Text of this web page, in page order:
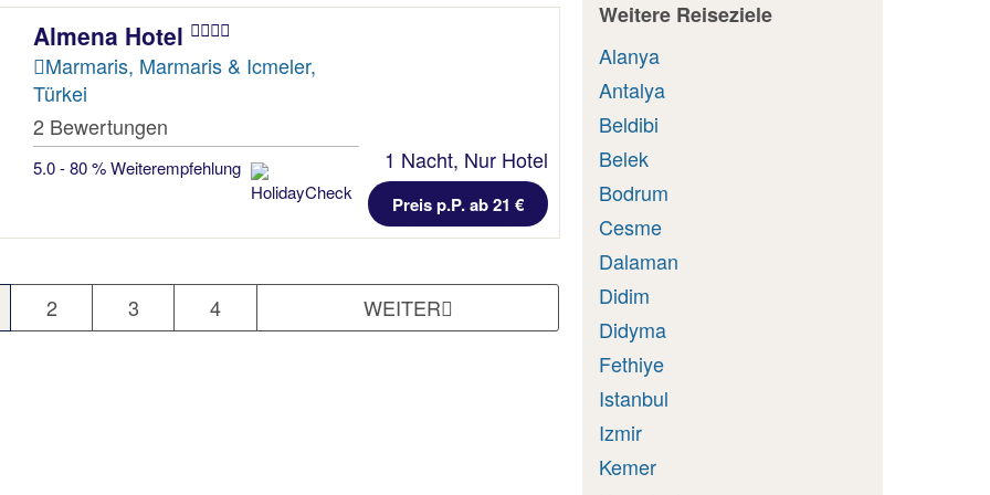
Almena Hotel
Marmaris, Marmaris & Icmeler,
Türkei
2 Bewertungen
5.0 - 80 % Weiterempfehlung 1 Nacht, Nur Hotel
Preis p.P. ab 21 €
2 3 4 WEITER
Weitere Reiseziele
Alanya
Antalya
Beldibi
Belek
Bodrum
Cesme
Dalaman
Didim
Didyma
Fethiye
Istanbul
Izmir
Kemer